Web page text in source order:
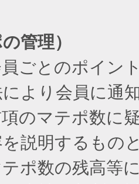
管理）
ごとのポイン
より会員に通
のマテポ数に
説明するもの
ポ数の残高等